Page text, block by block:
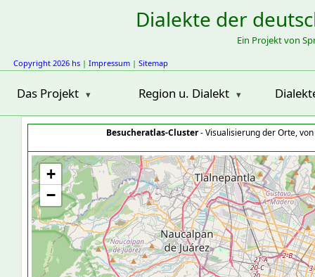
Dialekte der
Ein Projekt von
Copyright 2026 hs | Impressum | Sitemap
Das Projekt Region u. Dialekt
Besucheratlas-Cluster- Visualisierung der Orte,
+
−